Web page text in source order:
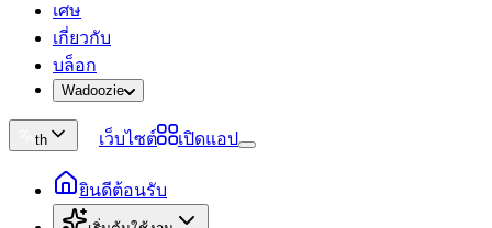
เศษ
เกี่ยวกับ
บล็อก
Wadoozie
th เว็บไซต์ เปิดแอป
ยินดีต้อนรับ